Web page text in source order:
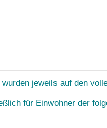
jeweils auf den
für Einwohner der